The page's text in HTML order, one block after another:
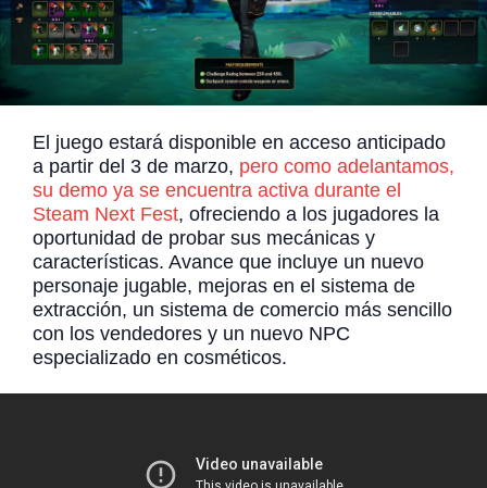
El juego estará disponible en acceso anticipado
a partir del 3 de marzo, pero como adelantamos,
su demo ya se encuentra activa durante el
Steam Next Fest, ofreciendo a los jugadores la
oportunidad de probar sus mecánicas y
características. Avance que incluye un nuevo
personaje jugable, mejoras en el sistema de
extracción, un sistema de comercio más sencillo
con los vendedores y un nuevo NPC
especializado en cosméticos.